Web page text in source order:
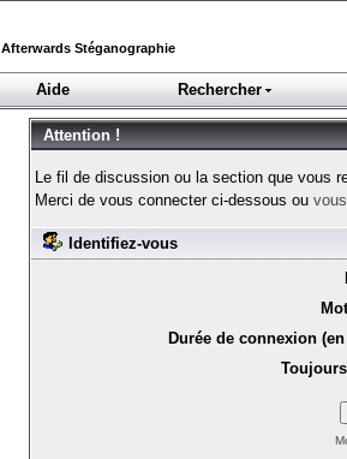
Afterwards Stéganographie
Aide Rechercher
Attention !
Le fil de discussion ou la section que vous
Merci de vous connecter ci-dessous ou
Identifiez-vous
Durée de connexion